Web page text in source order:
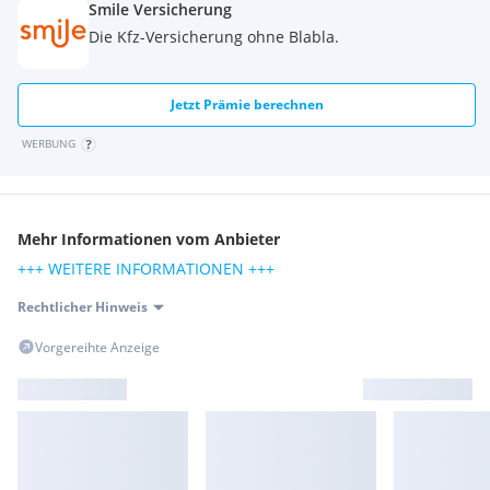
PARAMETERLENKUNG:Geschwindigkeitsabhängige
Servounterstützung für präzises Lenkverhalten.
Wischgeschwindigkeit bei Regen.
ELEKTRONISCHE WEGFAHRSPERRE:Effektiver
Diebstahlschutz.
DIESEL-ABGASREINIGUNG BLUETEC (SCR):
DACHRELING IN CHROMOPTIK:Edles Design und
ARMLENHE KLAPPBAR IM FOND MIT CUPHOLDER:
Zusätzlicher Komfort für Fondpassagiere.
DURCHLADEMÖGLICHKEIT ÜBER ARMAUFLAGE IM FOND:
Flexibler Transport längerer Gegenstände.
Smile Versicherung
Die Kfz-Versicherung ohne Blabla.
Jetzt Prämie berechnen
WERBUNG
Mehr Informationen vom Anbieter
+++ WEITERE INFORMATIONEN +++
Rechtlicher Hinweis
Vorgereihte Anzeige